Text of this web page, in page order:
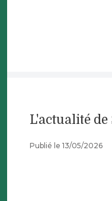
L'actualité de
Publié le 13/05/2026